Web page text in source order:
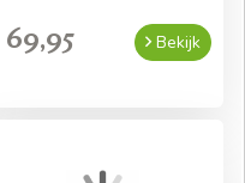
69,95 Bekijk